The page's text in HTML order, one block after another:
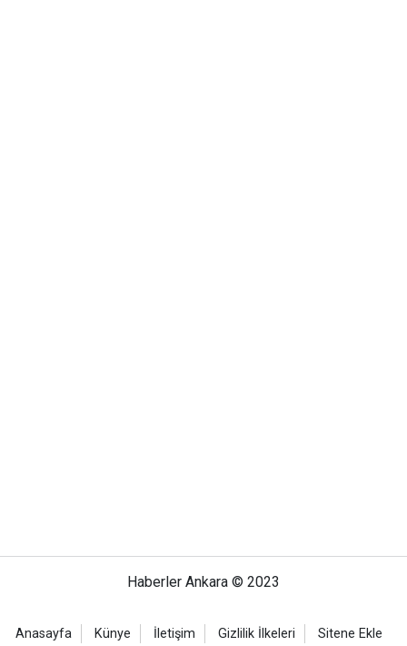
Haberler Ankara © 2023
Anasayfa Künye İletişim Gizlilik İlkeleri Sitene Ekle